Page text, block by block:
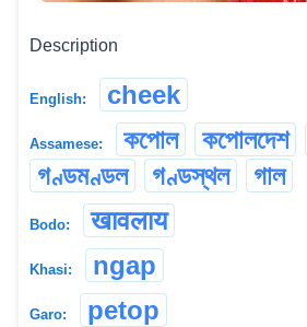
Description
English: cheek
Assamese: কপোল কপোলদেশ
গণ্ডমণ্ডল
গণ্ডস্থল গাল
Bodo: खावलाय
Khasi: ngap
Garo: petop